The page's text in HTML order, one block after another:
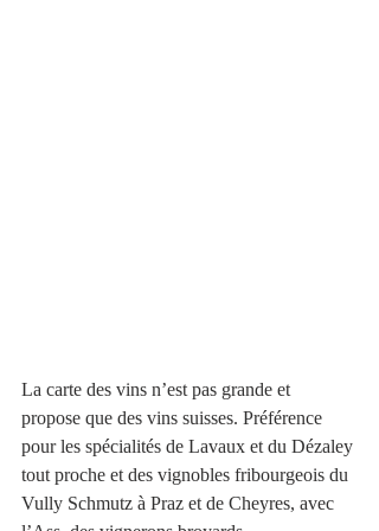
La carte des vins n’est pas grande et
propose que des vins suisses. Préférence
pour les spécialités de Lavaux et du Dézaley
tout proche et des vignobles fribourgeois du
Vully Schmutz à Praz et de Cheyres, avec